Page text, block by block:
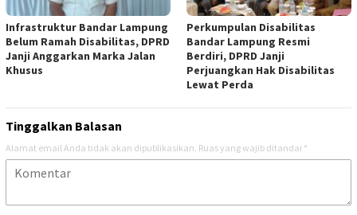
Infrastruktur Bandar Lampung
Belum Ramah Disabilitas, DPRD
Janji Anggarkan Marka Jalan
Khusus
Perkumpulan Disabilitas
Bandar Lampung Resmi
Berdiri, DPRD Janji
Perjuangkan Hak Disabilitas
Lewat Perda
Tinggalkan Balasan
Alamat email Anda tidak akan dipublikasikan. Ruas yang wajib ditandai *